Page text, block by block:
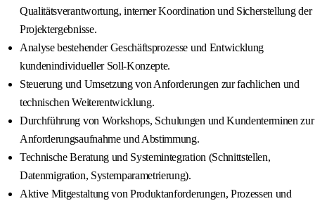
Qualitätsverantwortung, interner Koordination und Sicherstellung der
Projektergebnisse.
Analyse bestehender Geschäftsprozesse und Entwicklung
kundenindividueller Soll-Konzepte.
Steuerung und Umsetzung von Anforderungen zur fachlichen und
technischen Weiterentwicklung.
Durchführung von Workshops, Schulungen und Kundenterminen zur
Anforderungsaufnahme und Abstimmung.
Technische Beratung und Systemintegration (Schnittstellen,
Datenmigration, Systemparametrierung).
Aktive Mitgestaltung von Produktanforderungen, Prozessen und